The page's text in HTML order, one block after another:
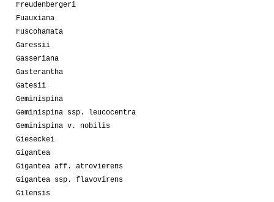
Freudenbergeri
Fuauxiana
Fuscohamata
Garessii
Gasseriana
Gasterantha
Gatesii
Geminispina
Geminispina ssp. leucocentra
Geminispina v. nobilis
Gieseckei
Gigantea
Gigantea aff. atrovierens
Gigantea ssp. flavovirens
Gilensis